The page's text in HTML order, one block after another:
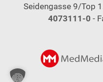
Seidengasse 9/Top
4073111-0 -